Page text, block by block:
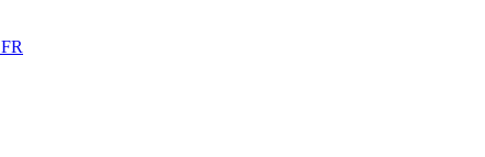
FR